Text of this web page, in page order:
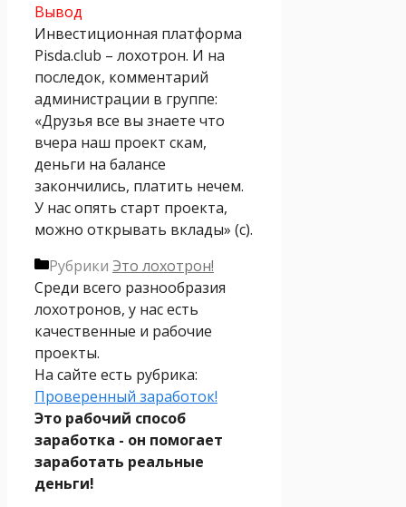
Вывод
Инвестиционная платформа
Pisda.club – лохотрон. И на
последок, комментарий
администрации в группе:
«Друзья все вы знаете что
вчера наш проект скам,
деньги на балансе
закончились, платить нечем.
У нас опять старт проекта,
можно открывать вклады» (с).
Рубрики Это лохотрон!
Среди всего разнообразия
лохотронов, у нас есть
качественные и рабочие
проекты.
На сайте есть рубрика:
Проверенный заработок!
Это рабочий способ
заработка - он помогает
заработать реальные
деньги!